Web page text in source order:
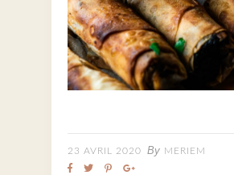
23 AVRIL 2020 By MERIEM